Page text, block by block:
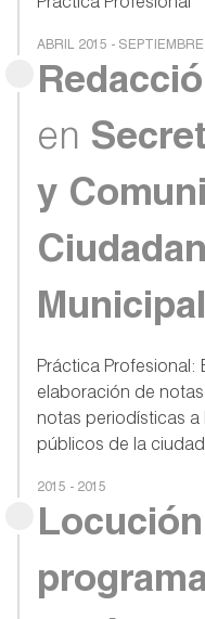
Práctica Profesional
ABRIL 2015 -
en
y
Práctica Profesional:
elaboración de
notas periodísticas a
públicos de la
2015 - 2015